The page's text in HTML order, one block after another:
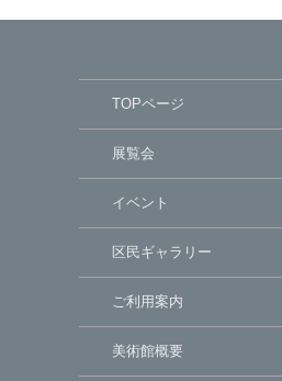
TOPページ
展覧会
イベント
区民ギャラリー
ご利用案内
美術館概要